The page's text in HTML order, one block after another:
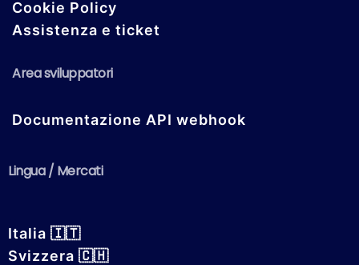
Cookie Policy
Assistenza e ticket
Area sviluppatori
Documentazione API webhook
Lingua / Mercati
Italia 🇮🇹
Svizzera 🇨🇭